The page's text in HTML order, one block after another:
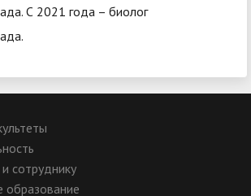
С 2021 года – биолог
сотруднику
образование